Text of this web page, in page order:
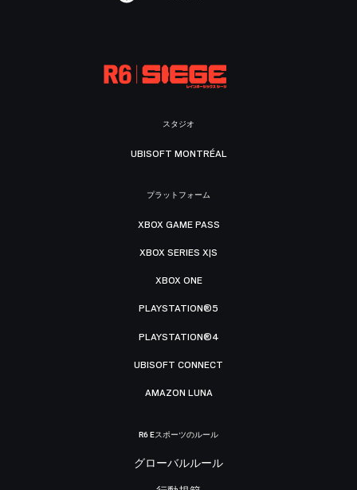
スタジオ
UBISOFT MONTRÉAL
プラットフォーム
XBOX GAME PASS
XBOX SERIES X|S
XBOX ONE
PLAYSTATION®5
PLAYSTATION®4
UBISOFT CONNECT
AMAZON LUNA
R6 Eスポーツのルール
グローバルルール